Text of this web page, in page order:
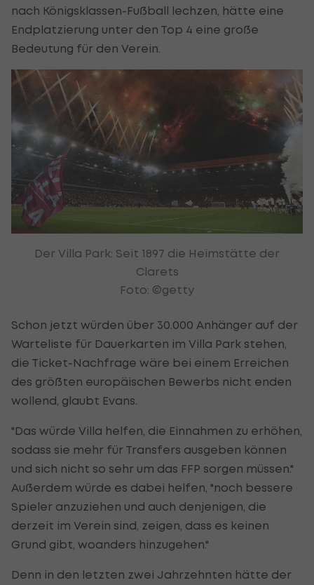
nach Königsklassen-Fußball lechzen, hätte eine
Endplatzierung unter den Top 4 eine große
Bedeutung für den Verein.
Der Villa Park: Seit 1897 die Heimstätte der
Clarets
Foto: ©getty
Schon jetzt würden über 30.000 Anhänger auf der
Warteliste für Dauerkarten im Villa Park stehen,
die Ticket-Nachfrage wäre bei einem Erreichen
des größten europäischen Bewerbs nicht enden
wollend, glaubt Evans.
"Das würde Villa helfen, die Einnahmen zu erhöhen,
sodass sie mehr für Transfers ausgeben können
und sich nicht so sehr um das FFP sorgen müssen."
Außerdem würde es dabei helfen, "noch bessere
Spieler anzuziehen und auch denjenigen, die
derzeit im Verein sind, zeigen, dass es keinen
Grund gibt, woanders hinzugehen."
Denn in den letzten zwei Jahrzehnten hätte der